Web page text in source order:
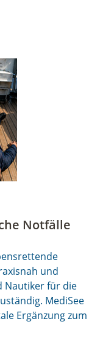
Notfälle
und
Nautiker für die
MediSee
Ergänzung zum